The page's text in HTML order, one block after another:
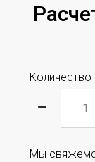
Количество
Мы